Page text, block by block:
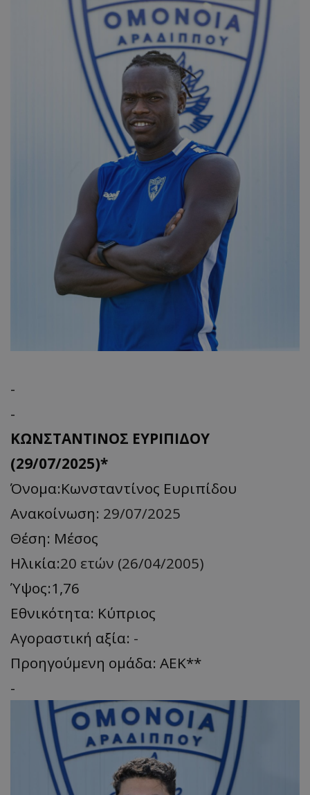
-
-
ΚΩΝΣΤΑΝΤΙΝΟΣ ΕΥΡΙΠΙΔΟΥ
(29/07/2025)*
Όνομα:Κωνσταντίνος Ευριπίδου
Ανακοίνωση: 29/07/2025
Θέση: Mέσος
Ηλικία:20 ετών (26/04/2005)
Ύψος:1,76
Εθνικότητα: Κύπριος
Αγοραστική αξία: -
Προηγούμενη ομάδα: ΑΕΚ**
-